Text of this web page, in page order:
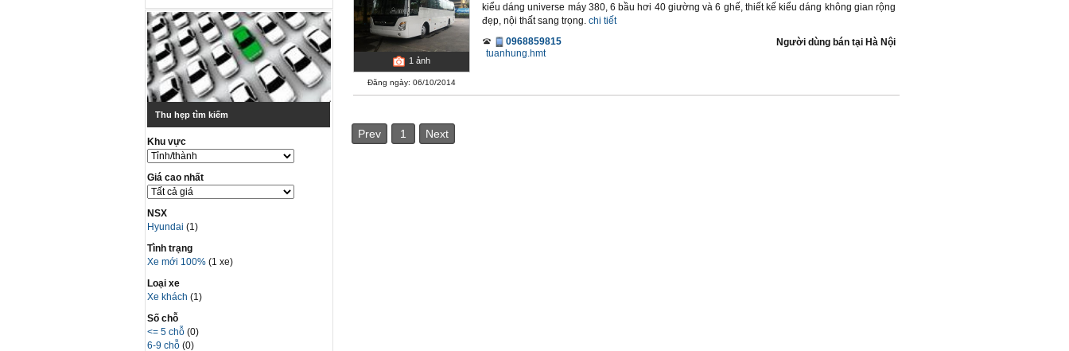
Thu hẹp tìm kiếm
Khu vực
Giá cao nhất
NSX
Hyundai(1)
Tình trạng
Xe mới 100% (1 xe)
Loại xe
Xe khách(1)
Số chỗ
<= 5 chỗ(0)
6-9 chỗ(0)
1 ảnh
Đăng ngày: 06/10/2014
kiểu dáng universe máy 380, 6 bầu hơi 40 giường và 6 ghế, thiết kế kiểu dáng không gian rộng
đẹp, nội thất sang trọng. chi tiết
0968859815
tuanhung.hmt
Người dùng bán tại Hà Nội
Prev 1 Next